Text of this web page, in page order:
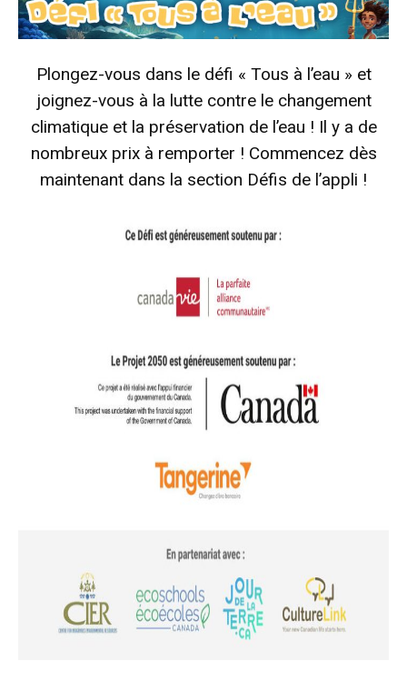
Plongez-vous dans le défi « Tous à l’eau » et
joignez-vous à la lutte contre le changement
climatique et la préservation de l’eau ! Il y a de
nombreux prix à remporter ! Commencez dès
maintenant dans la section Défis de l’appli !